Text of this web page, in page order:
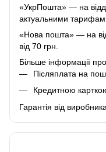
«УкрПошта» — на
актуальними
«Нова пошта» — на
від 70 грн.
Більше інформації
Післяплата на
Кредитною
Гарантія від